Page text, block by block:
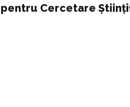
Cercetare